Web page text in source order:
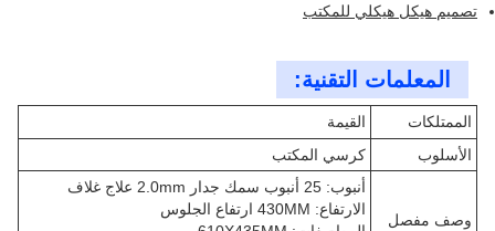
تصميم هيكل هيكلي للمكتب
المعلمات التقنية:
الممتلكات
القيمة
الأسلوب
كرسي المكتب
وصف مفصل
أنبوب: 25 أنبوب سمك جدار 2.0mm علاج غلاف
الارتفاع: 430MM ارتفاع الجلوس